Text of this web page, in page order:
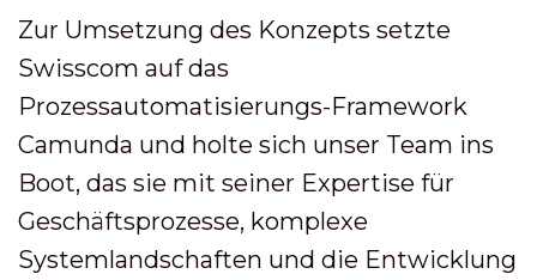
Zur Umsetzung des Konzepts setzte
Swisscom auf das
Prozessautomatisierungs-Framework
Camunda und holte sich unser Team ins
Boot, das sie mit seiner Expertise für
Geschäftsprozesse, komplexe
Systemlandschaften und die Entwicklung